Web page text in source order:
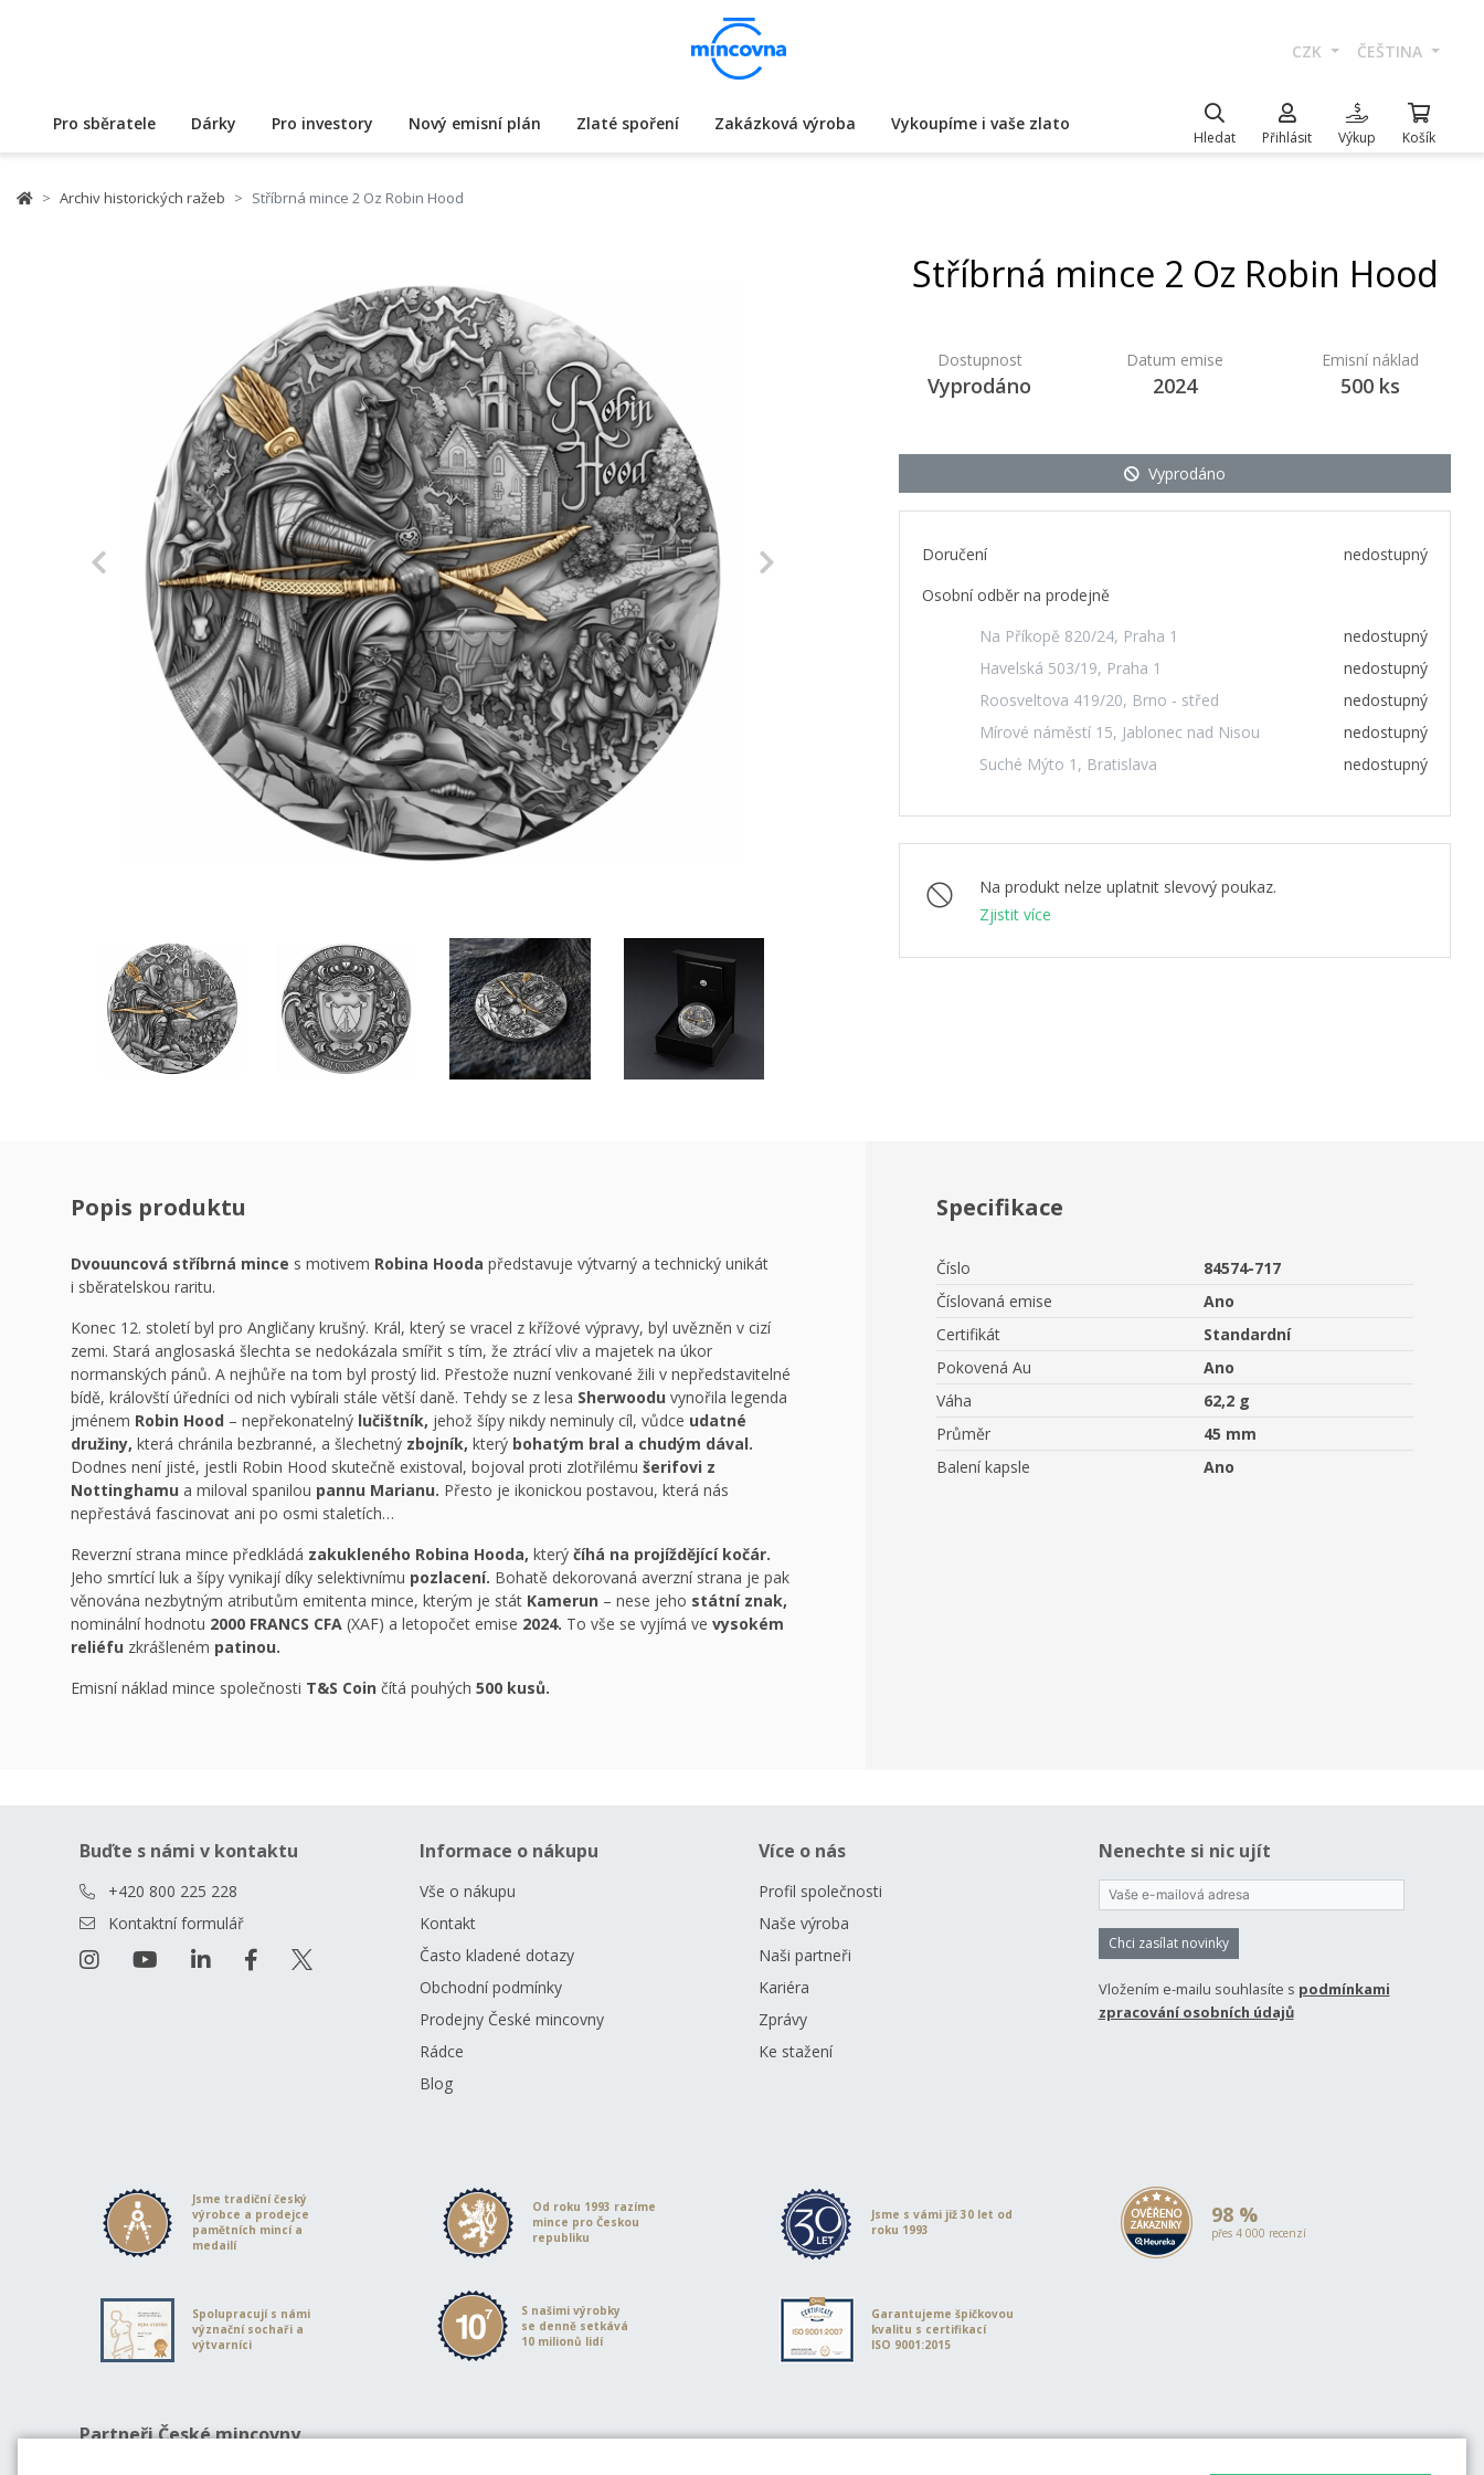
CZK ČEŠTINA
Pro sběratele Dárky Pro investory Nový emisní plán Zlaté spoření Zakázková výroba Vykoupíme i vaše zlato
Hledat Přihlásit Výkup Košík
Archiv historických ražeb Stříbrná mince 2 Oz Robin Hood
Previous
Stříbrná mince 2 Oz Robin Hood
Dostupnost
Vyprodáno
Datum emise
2024
Emisní náklad
500 ks
Vyprodáno
Doručení
nedostupný
Osobní odběr na prodejně
Na Příkopě 820/24, Praha 1
nedostupný
Havelská 503/19, Praha 1
nedostupný
Roosveltova 419/20, Brno - střed
nedostupný
Mírové náměstí 15, Jablonec nad Nisou
nedostupný
Suché Mýto 1, Bratislava
nedostupný
Na produkt nelze uplatnit slevový poukaz.
Zjistit více
Popis produktu
Dvouuncová stříbrná mince s motivem Robina Hooda představuje výtvarný a technický unikát
i sběratelskou raritu.
Konec 12. století byl pro Angličany krušný. Král, který se vracel z křížové výpravy, byl uvězněn v cizí
zemi. Stará anglosaská šlechta se nedokázala smířit s tím, že ztrácí vliv a majetek na úkor
normanských pánů. A nejhůře na tom byl prostý lid. Přestože nuzní venkované žili v nepředstavitelné
bídě, královští úředníci od nich vybírali stále větší daně. Tehdy se z lesa Sherwoodu vynořila legenda
jménem Robin Hood – nepřekonatelný lučištník, jehož šípy nikdy neminuly cíl, vůdce udatné
družiny, která chránila bezbranné, a šlechetný zbojník, který bohatým bral a chudým dával.
Dodnes není jisté, jestli Robin Hood skutečně existoval, bojoval proti zlotřilému šerifovi z
Nottinghamu a miloval spanilou pannu Marianu. Přesto je ikonickou postavou, která nás
nepřestává fascinovat ani po osmi staletích…
Reverzní strana mince předkládá zakukleného Robina Hooda, který číhá na projíždějící kočár.
Jeho smrtící luk a šípy vynikají díky selektivnímu pozlacení. Bohatě dekorovaná averzní strana je pak
věnována nezbytným atributům emitenta mince, kterým je stát Kamerun – nese jeho státní znak,
nominální hodnotu 2000 FRANCS CFA (XAF) a letopočet emise 2024. To vše se vyjímá ve vysokém
reliéfu zkrášleném patinou.
Emisní náklad mince společnosti T&S Coin čítá pouhých 500 kusů.
Specifikace
Číslo
84574-717
Číslovaná emise
Ano
Certifikát
Standardní
Pokovená Au
Ano
Váha
62,2 g
Průměr
45 mm
Balení kapsle
Ano
Buďte s námi v kontaktu
+420 800 225 228
Kontaktní formulář
Informace o nákupu
Vše o nákupu
Kontakt
Často kladené dotazy
Obchodní podmínky
Prodejny České mincovny
Rádce
Blog
Více o nás
Profil společnosti
Naše výroba
Naši partneři
Kariéra
Zprávy
Ke stažení
Nenechte si nic ujít
Chci zasílat novinky
Vložením e-mailu souhlasíte s podmínkami
zpracování osobních údajů
Jsme tradiční český
výrobce a prodejce
pamětních mincí a
medailí
Od roku 1993 razíme
mince pro Českou
republiku
Jsme s vámi již 30 let od
roku 1993
98 %
přes 4 000 recenzí
Spolupracují s námi
význační sochaři a
výtvarníci
S našimi výrobky
se denně setkává
10 milionů lidí
Garantujeme špičkovou
kvalitu s certifikací
ISO 9001:2015
Partneři České mincovny